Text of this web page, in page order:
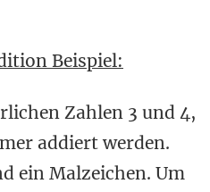
Beispiel:
Zahlen 3 und 4,
addiert werden.
ein Malzeichen. Um